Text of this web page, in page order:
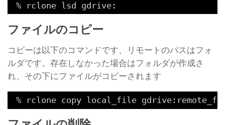
% rclone lsd gdrive:
ファイルのコピー
コピーは以下のコマンドです、リモートのパスはフォ
ルダです。存在しなかった場合はフォルダが作成さ
れ、その下にファイルがコピーされます
% rclone copy local_file